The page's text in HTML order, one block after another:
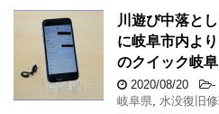
川遊び中落と
に岐阜市内よ
のクイック岐阜
2020/08/20 -
岐阜県, 水没復旧